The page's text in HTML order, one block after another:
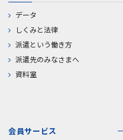
データ
しくみと法律
派遣という働き方
派遣先のみなさまへ
資料室
会員サービス